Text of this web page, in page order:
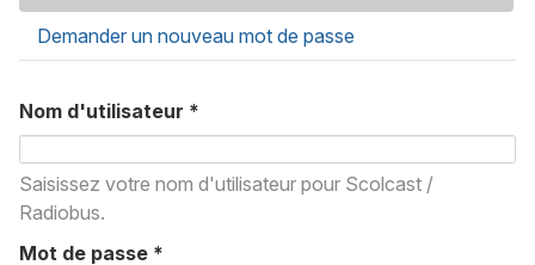
Demander un nouveau mot de passe
Nom d'utilisateur *
Saisissez votre nom d'utilisateur pour Scolcast /
Radiobus.
Mot de passe *